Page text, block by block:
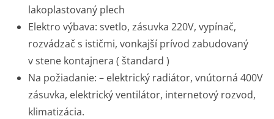
lakoplastovaný plech
Elektro výbava: svetlo, zásuvka 220V, vypínač,
rozvádzač s ističmi, vonkajší prívod zabudovaný
v stene kontajnera ( štandard )
Na požiadanie: – elektrický radiátor, vnútorná 400V
zásuvka, elektrický ventilátor, internetový rozvod,
klimatizácia.